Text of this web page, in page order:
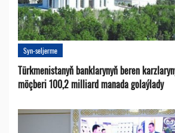
Syn-seljerme
Türkmenistanyň banklarynyň beren
möçberi 100,2 milliard manada golaýlady